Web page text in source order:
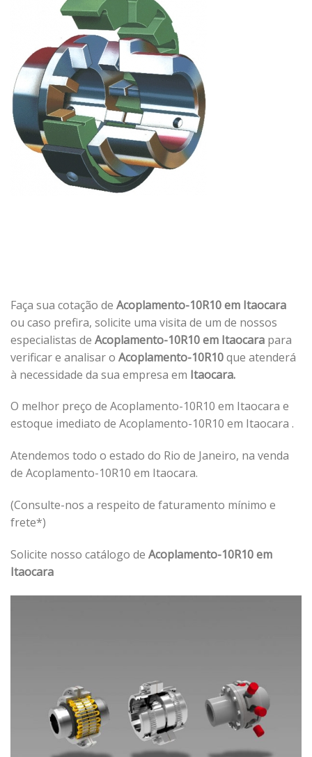
Faça sua cotação de Acoplamento-10R10 em Itaocara
ou caso prefira, solicite uma visita de um de nossos
especialistas de Acoplamento-10R10 em Itaocara para
verificar e analisar o Acoplamento-10R10que atenderá
à necessidade da sua empresa em Itaocara.
O melhor preço de Acoplamento-10R10 em Itaocara e
estoque imediato de Acoplamento-10R10 em Itaocara .
Atendemos todo o estado do Rio de Janeiro, na venda
de Acoplamento-10R10 em Itaocara.
(Consulte-nos a respeito de faturamento mínimo e
frete*)
Solicite nosso catálogo de Acoplamento-10R10 em
Itaocara